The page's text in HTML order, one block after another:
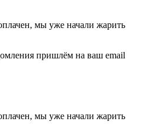
мы уже начали жарить
пришлём на ваш email
мы уже начали жарить